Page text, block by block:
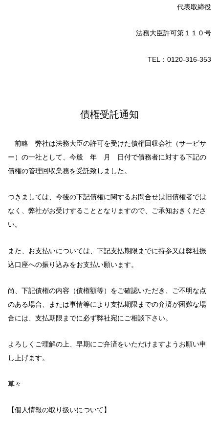
代表取締役
法務大臣許可第１１０号
TEL：0120-316-353
債権受託通知
前略 弊社は法務大臣の許可を受けた債権回収会社（サービサ
ー）の一社として、今般 年 月 日付で債務者に対する下記の
債権の管理回収業務を受託致しました。
つきましては、今後の下記債権に関するお問合せは旧債権者では
なく、弊社がお受けすることとなりますので、ご承知おきくださ
い。
また、お支払いについては、下記支払期限までに持参又は弊社振
込口座への振り込みをお支払い願います。
尚、下記債権の内容（債権額等）をご確認いただき、ご不明な点
のある場合、または事情等により支払期限までの弁済が困難な場
合には、支払期限までに必ず弊社宛にご相談下さい。
よろしくご理解の上、早期にご弁済をいただけますようお願い申
し上げます。
草々
【個人情報の取り扱いについて】